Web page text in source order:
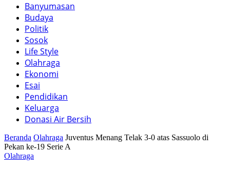
Banyumasan
Budaya
Politik
Sosok
Life Style
Olahraga
Ekonomi
Esai
Pendidikan
Keluarga
Donasi Air Bersih
Beranda Olahraga Juventus Menang Telak 3-0 atas Sassuolo di
Pekan ke-19 Serie A
Olahraga